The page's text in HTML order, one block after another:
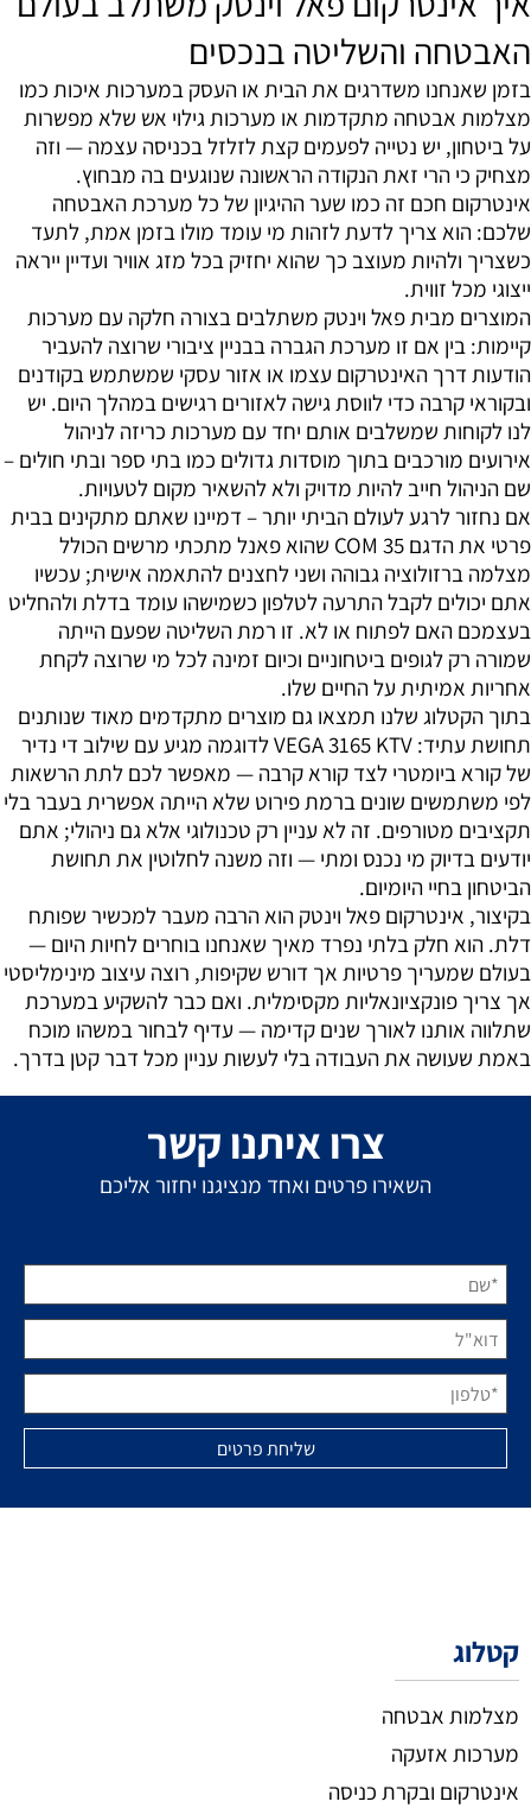
האבטחה והשליטה בנכסים
בזמן שאנחנו משדרגים את הבית או העסק במערכות איכות כמו
מצלמות אבטחה מתקדמות או מערכות גילוי אש שלא מפשרות
על ביטחון, יש נטייה לפעמים קצת לזלזל בכניסה עצמה — וזה
מצחיק כי הרי זאת הנקודה הראשונה שנוגעים בה מבחוץ.
אינטרקום חכם זה כמו שער ההיגיון של כל מערכת האבטחה
שלכם: הוא צריך לדעת לזהות מי עומד מולו בזמן אמת, לתעד
כשצריך ולהיות מעוצב כך שהוא יחזיק בכל מזג אוויר ועדיין ייראה
ייצוגי מכל זווית.
המוצרים מבית פאל וינטק משתלבים בצורה חלקה עם מערכות
קיימות: בין אם זו מערכת הגברה בבניין ציבורי שרוצה להעביר
הודעות דרך האינטרקום עצמו או אזור עסקי שמשתמש בקודנים
ובקוראי קרבה כדי לווסת גישה לאזורים רגישים במהלך היום. יש
לנו לקוחות שמשלבים אותם יחד עם מערכות כריזה לניהול
אירועים מורכבים בתוך מוסדות גדולים כמו בתי ספר ובתי חולים –
שם הניהול חייב להיות מדויק ולא להשאיר מקום לטעויות.
אם נחזור לרגע לעולם הביתי יותר – דמיינו שאתם מתקינים בבית
פרטי את הדגם COM 35 שהוא פאנל מתכתי מרשים הכולל
מצלמה ברזולוציה גבוהה ושני לחצנים להתאמה אישית; עכשיו
אתם יכולים לקבל התרעה לטלפון כשמישהו עומד בדלת ולהחליט
בעצמכם האם לפתוח או לא. זו רמת השליטה שפעם הייתה
שמורה רק לגופים ביטחוניים וכיום זמינה לכל מי שרוצה לקחת
אחריות אמיתית על החיים שלו.
בתוך הקטלוג שלנו תמצאו גם מוצרים מתקדמים מאוד שנותנים
תחושת עתיד: VEGA 3165 KTV לדוגמה מגיע עם שילוב די נדיר
של קורא ביומטרי לצד קורא קרבה — מאפשר לכם לתת הרשאות
לפי משתמשים שונים ברמת פירוט שלא הייתה אפשרית בעבר בלי
תקציבים מטורפים. זה לא עניין רק טכנולוגי אלא גם ניהולי; אתם
יודעים בדיוק מי נכנס ומתי — וזה משנה לחלוטין את תחושת
הביטחון בחיי היומיום.
בקיצור, אינטרקום פאל וינטק הוא הרבה מעבר למכשיר שפותח
דלת. הוא חלק בלתי נפרד מאיך שאנחנו בוחרים לחיות היום —
בעולם שמעריך פרטיות אך דורש שקיפות, רוצה עיצוב מינימליסטי
אך צריך פונקציונאליות מקסימלית. ואם כבר להשקיע במערכת
שתלווה אותנו לאורך שנים קדימה — עדיף לבחור במשהו מוכח
באמת שעושה את העבודה בלי לעשות עניין מכל דבר קטן בדרך.
צרו איתנו קשר
השאירו פרטים ואחד מנציגנו יחזור אליכם
קטלוג
מצלמות אבטחה
מערכות אזעקה
אינטרקום ובקרת כניסה